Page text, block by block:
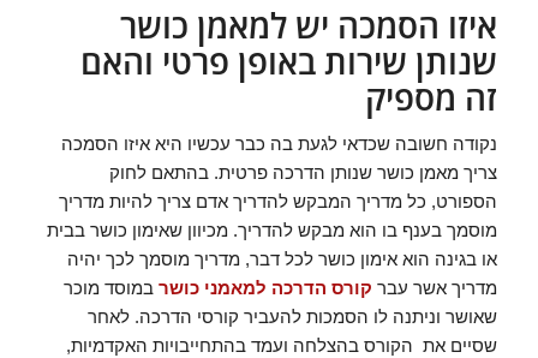
איזו הסמכה יש למאמן כושר
שנותן שירות באופן פרטי והאם
זה מספיק
נקודה חשובה שכדאי לגעת בה כבר עכשיו היא איזו הסמכה
צריך מאמן כושר שנותן הדרכה פרטית. בהתאם לחוק
הספורט, כל מדריך המבקש להדריך אדם צריך להיות מדריך
מוסמך בענף בו הוא מבקש להדריך. מכיוון שאימון כושר בבית
או בגינה הוא אימון כושר לכל דבר, מדריך מוסמך לכך יהיה
מדריך אשר עבר קורס הדרכה למאמני כושרבמוסד מוכר
שאושר וניתנה לו הסמכות להעביר קורסי הדרכה. לאחר
שסיים את הקורס בהצלחה ועמד בהתחייבויות האקדמיות,